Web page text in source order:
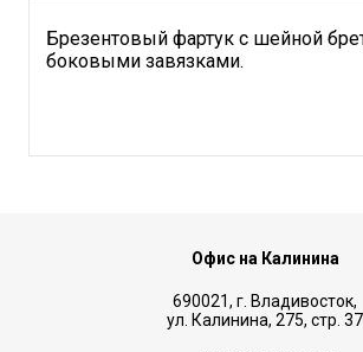
Брезентовый фартук с шейной
боковыми завязками.
Офис на Калинина
690021, г. Владивосток,
ул. Калинина, 275, стр. 37